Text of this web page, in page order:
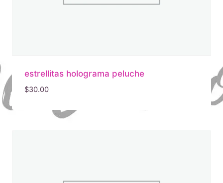
estrellitas holograma peluche
$30.00